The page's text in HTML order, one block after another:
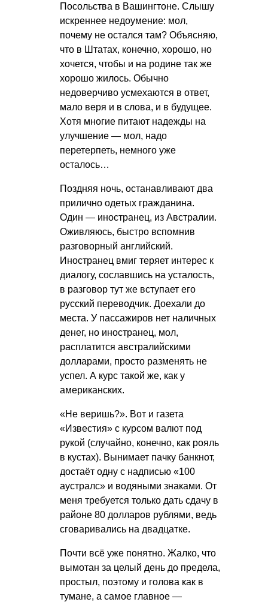
Посольства в Вашингтоне. Слышу
искреннее недоумение: мол,
почему не остался там? Объясняю,
что в Штатах, конечно, хорошо, но
хочется, чтобы и на родине так же
хорошо жилось. Обычно
недоверчиво усмехаются в ответ,
мало веря и в слова, и в будущее.
Хотя многие питают надежды на
улучшение — мол, надо
перетерпеть, немного уже
осталось…
Поздняя ночь, останавливают два
прилично одетых гражданина.
Один — иностранец, из Австралии.
Оживляюсь, быстро вспомнив
разговорный английский.
Иностранец вмиг теряет интерес к
диалогу, сославшись на усталость,
в разговор тут же вступает его
русский переводчик. Доехали до
места. У пассажиров нет наличных
денег, но иностранец, мол,
расплатится австралийскими
долларами, просто разменять не
успел. А курс такой же, как у
американских.
«Не веришь?». Вот и газета
«Известия» с курсом валют под
рукой (случайно, конечно, как рояль
в кустах). Вынимает пачку банкнот,
достаёт одну с надписью «100
аустралс» и водяными знаками. От
меня требуется только дать сдачу в
районе 80 долларов рублями, ведь
сговаривались на двадцатке.
Почти всё уже понятно. Жалко, что
вымотан за целый день до предела,
простыл, поэтому и голова как в
тумане, а самое главное —